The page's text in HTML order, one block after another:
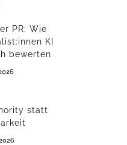
PR: Wie
KI
bewerten
statt